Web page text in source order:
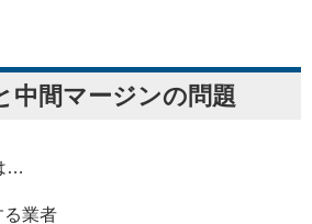
中間マージンの問題
…
る業者